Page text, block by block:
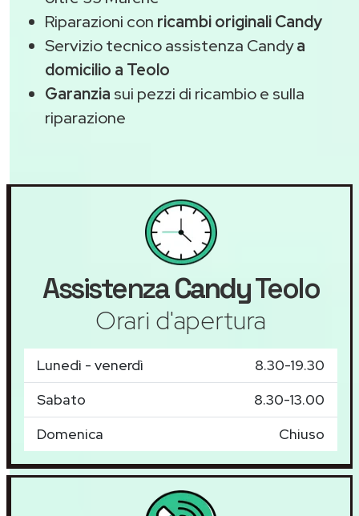
Riparazioni con ricambi originali Candy
Servizio tecnico assistenza Candya
domicilio a Teolo
Garanzia sui pezzi di ricambio e sulla
riparazione
AssistenzaCandyTeolo
Orari d'apertura
Lunedì - venerdì
8.30-19.30
Sabato
8.30-13.00
Domenica
Chiuso